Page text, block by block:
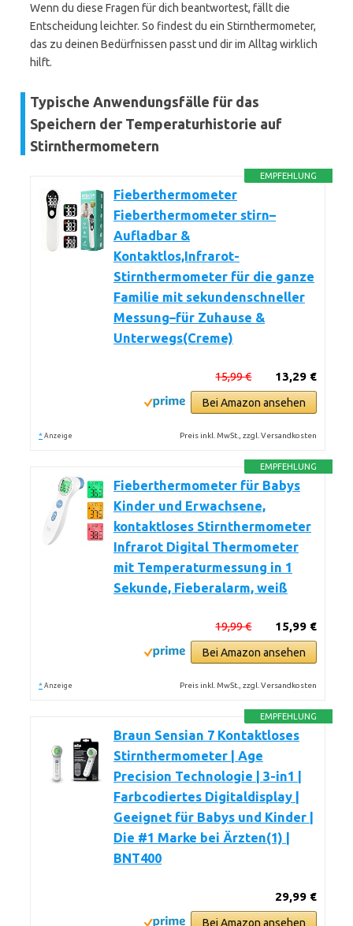
Wenn du diese Fragen für dich beantwortest, fällt die
Entscheidung leichter. So findest du ein Stirnthermometer,
das zu deinen Bedürfnissen passt und dir im Alltag wirklich
hilft.
Typische Anwendungsfälle für das
Speichern der Temperaturhistorie auf
Stirnthermometern
EMPFEHLUNG
Fieberthermometer
Fieberthermometer stirn–
Aufladbar &
Kontaktlos,Infrarot-
Stirnthermometer für die ganze
Familie mit sekundenschneller
Messung–für Zuhause &
Unterwegs(Creme)
13,29 €
15,99 €
Bei Amazon ansehen
* Anzeige Preis inkl. MwSt., zzgl. Versandkosten
EMPFEHLUNG
Fieberthermometer für Babys
Kinder und Erwachsene,
kontaktloses Stirnthermometer
Infrarot Digital Thermometer
mit Temperaturmessung in 1
Sekunde, Fieberalarm, weiß
15,99 €
19,99 €
Bei Amazon ansehen
* Anzeige Preis inkl. MwSt., zzgl. Versandkosten
EMPFEHLUNG
Braun Sensian 7 Kontaktloses
Stirnthermometer | Age
Precision Technologie | 3-in1 |
Farbcodiertes Digitaldisplay |
Geeignet für Babys und Kinder |
Die #1 Marke bei Ärzten(1) |
BNT400
29,99 €
Bei Amazon ansehen